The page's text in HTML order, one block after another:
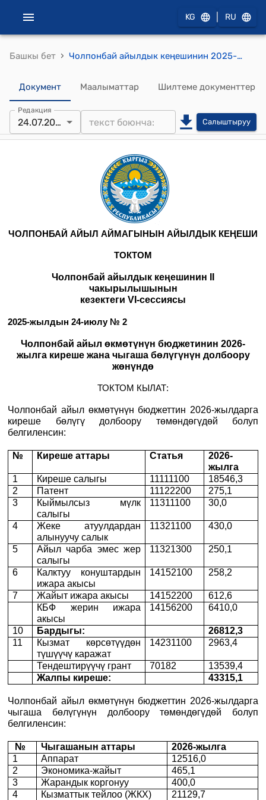
KG RU
Башкы бет › Чолпонбай айылдык кеңешинин 2025-жылдын 24-июлундагы № 2 "Чолпонбай айыл өкмөтүнүн бюджетинин 2026- жылга киреше жана чыгаша бөлүгүнүн долбоору жөнүндө" токтому
Документ Маалыматтар Шилтеме документтер
Редакция
24.07.2025 Салыштыруу